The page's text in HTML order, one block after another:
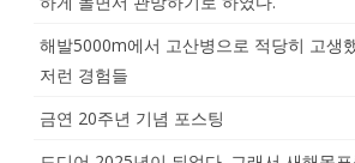
해발5000m에서 고산병으로 적당히 고생
저런 경험들
금연 20주년 기념 포스팅